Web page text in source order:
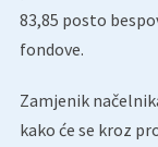
83,85 posto
fondove.
Zamjenik
kako će se kroz